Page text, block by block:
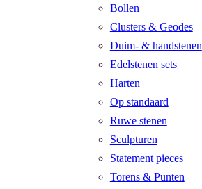
Bollen
Clusters & Geodes
Duim- & handstenen
Edelstenen sets
Harten
Op standaard
Ruwe stenen
Sculpturen
Statement pieces
Torens & Punten